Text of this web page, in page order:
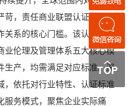
苛，责任商业联盟认证已成为
关系的核心门槛。该认证覆盖
业伦理及管理体系五大核心模
生产，均需满足对应标准。深
依托对行业特性、认证标准
服务模式，聚焦企业实际痛